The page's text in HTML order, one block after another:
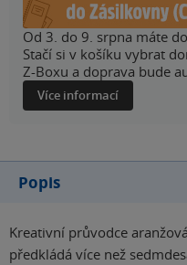
Od 3. do 9. srpna máte
Stačí si v košíku vybrat
Z-Boxu a doprava bude
Více informací
Popis
Kreativní průvodce
předkládá více než